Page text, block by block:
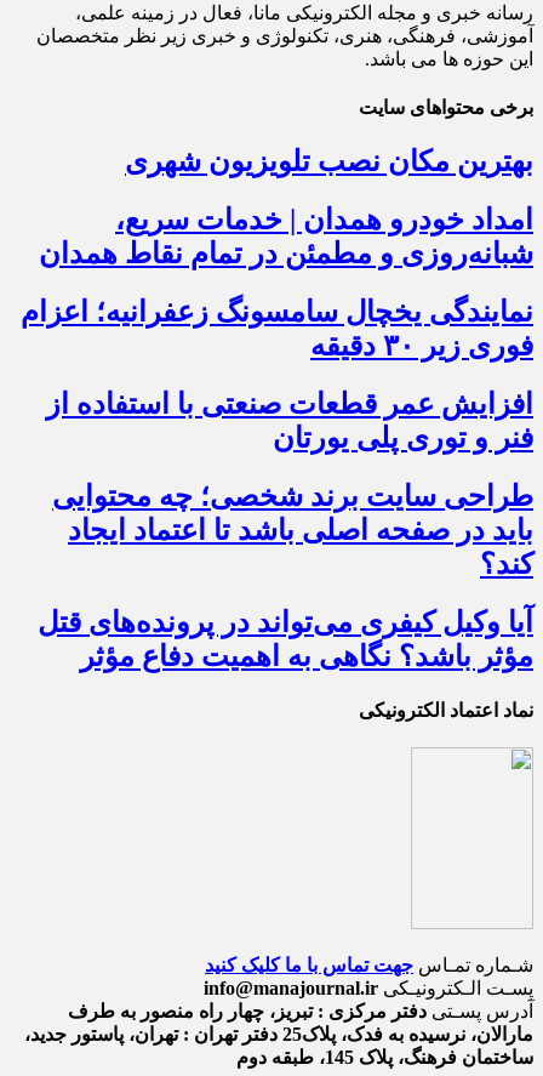
رسانه خبری و مجله الکترونیکی مانا، فعال در زمینه علمی،
آموزشی، فرهنگی، هنری، تکنولوژی و خبری زیر نظر متخصصان
این حوزه ها می باشد.
برخی محتواهای سایت
بهترین مکان نصب تلویزیون شهری
امداد خودرو همدان | خدمات سریع،
شبانه‌روزی و مطمئن در تمام نقاط همدان
نمایندگی یخچال سامسونگ زعفرانیه؛ اعزام
فوری زیر ۳۰ دقیقه
افزایش عمر قطعات صنعتی با استفاده از
فنر و توری پلی یورتان
طراحی سایت برند شخصی؛ چه محتوایی
باید در صفحه اصلی باشد تا اعتماد ایجاد
کند؟
آیا وکیل کیفری می‌تواند در پرونده‌های قتل
مؤثر باشد؟ نگاهی به اهمیت دفاع مؤثر
نماد اعتماد الکترونیکی
شـماره تمـاس جهت تماس با ما کلیک کنید
پسـت الـکترونیـکی info@manajournal.ir
آدرس پسـتی دفتر مرکزی : تبریز، چهار راه منصور به طرف
مارالان، نرسیده به فدک، پلاک25 دفتر تهران : تهران، پاستور جدید،
ساختمان فرهنگ، پلاک 145، طبقه دوم